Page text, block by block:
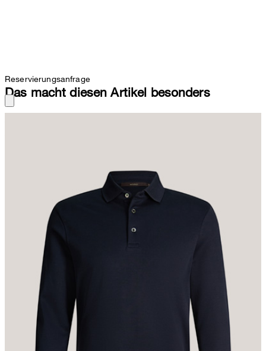
Reservierungsanfrage
Das macht diesen Artikel besonders
seitliche Labelflag für einen signaturetypischen Akzent sorgt.